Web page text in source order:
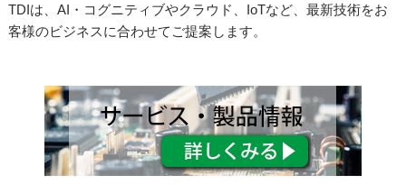
TDIは、AI・コグニティブやクラウド、IoTなど、最新技術をお
客様のビジネスに合わせてご提案します。